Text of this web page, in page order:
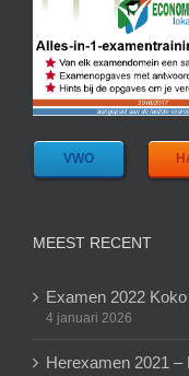
VWO
MEEST RECENT
Examen 2022
4 januari 2026
Herexamen 2021 –